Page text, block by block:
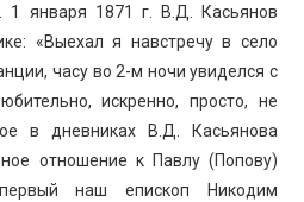
1 января 1871 г. В.Д. Касьянов
«Выехал я навстречу в село
часу во 2-м ночи увиделся с
искренно, просто, не
в дневниках В.Д. Касьянова
отношение к Павлу (Попову)
наш епископ Никодим